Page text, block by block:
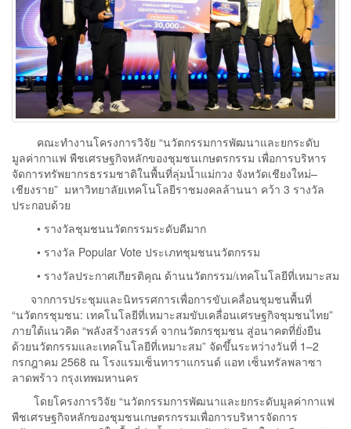
คณะทำงานโครงการวิจัย “นวัตกรรมการพัฒนาและยกระดับ
มูลค่ากาแฟ พืชเศรษฐกิจหลักของชุมชนเกษตรกรรม เพื่อการบริหาร
จัดการทรัพยากรธรรมชาติในพื้นที่ลุ่มน้ำแม่กวง จังหวัดเชียงใหม่–
เชียงราย” มหาวิทยาลัยเทคโนโลยีราชมงคลล้านนา คว้า 3 รางวัล
ประกอบด้วย
• รางวัลชุมชนนวัตกรรมระดับดีมาก
• รางวัล Popular Vote ประเภทชุมชนนวัตกรรม
• รางวัลประกาศเกียรติคุณ ด้านนวัตกรรม/เทคโนโลยีที่เหมาะสม
จากการประชุมและนิทรรศการเพื่อการขับเคลื่อนชุมชนพื้นที่
“นวัตกรชุมชน: เทคโนโลยีที่เหมาะสมขับเคลื่อนเศรษฐกิจชุมชนไทย”
ภายใต้แนวคิด “พลังสร้างสรรค์ จากนวัตกรชุมชน สู่อนาคตที่ยั่งยืน
ด้วยนวัตกรรมและเทคโนโลยีที่เหมาะสม” จัดขึ้นระหว่างวันที่ 1–2
กรกฎาคม 2568 ณ โรงแรมเซ็นทาราแกรนด์ แอท เซ็นทรัลพลาซา
ลาดพร้าว กรุงเทพมหานคร
โดยโครงการวิจัย “นวัตกรรมการพัฒนาและยกระดับมูลค่ากาแฟ
พืชเศรษฐกิจหลักของชุมชนเกษตรกรรมเพื่อการบริหารจัดการ